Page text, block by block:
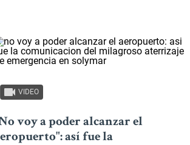
VIDEO
voy a poder alcanzar el
así fue la